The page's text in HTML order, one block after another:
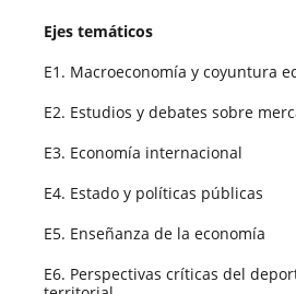
Ejes temáticos
E1. Macroeconomía y coyuntura
E2. Estudios y debates sobre
E3. Economía internacional
E4. Estado y políticas públicas
E5. Enseñanza de la economía
E6. Perspectivas críticas del